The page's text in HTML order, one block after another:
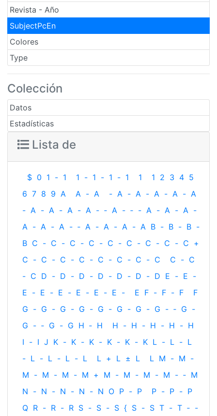
Revista - Año
SubjectPcEn
Colores
Type
Colección
Datos
Estadísticas
Lista de
$ 0 1 - 1 1 - 1 - 1 - 1 1 1 2 3 4 5
6 7 8 9 A A - A - A - A - A - A - A
- A - A - A - A - ‐ A - ‐ - A - A - A -
A - A - A - ‐ A - A - A - A B - B - B -
B C - C - C - C - C - C - C - C - C +
C - C - C - C - C - C - C - C C - C
- C D - D - D - D - D - D - D E - E -
E - E - E - E - E - E - E F - F - F
F
G - G - G - G - G - G - G - G - ‐ G -
G - ‐ G - G H ‐ H H - H - H - H - H
I - I J K - K - K - K - K - K L - L - L
- L - L - L - L L + L ± L L M - M -
M - M - M - M + M - M - M - M - ‐ M
N - N - N - N - N O P - P P - P - P
Q R - R - R S - S - S { S - S T - T ‐ -